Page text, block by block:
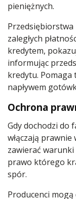
pieniężnych.
Przedsiębiorstwa
zaległych
kredytem,
informując
kredytu. Pomaga
napływem
Ochrona
Gdy dochodzi do
włączają
zawierać
prawo którego
spór.
Producenci